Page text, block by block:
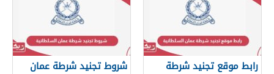
رابط موقع تجنيد شرطة
شروط تجنيد شرطة عمان